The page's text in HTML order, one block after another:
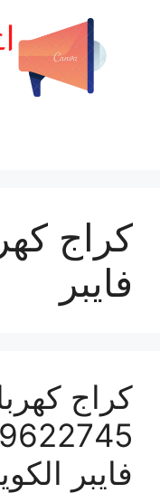
كراج
فايبر
كراج
فايبر